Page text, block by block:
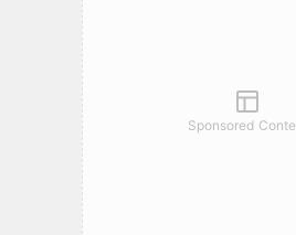
Sponsored